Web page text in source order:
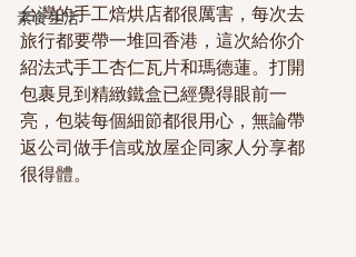
素食生活
台灣的手工焙烘店都很厲害，每次去
旅行都要帶一堆回香港，這次給你介
紹法式手工杏仁瓦片和瑪德蓮。打開
包裹見到精緻鐵盒已經覺得眼前一
亮，包裝每個細節都很用心，無論帶
返公司做手信或放屋企同家人分享都
很得體。